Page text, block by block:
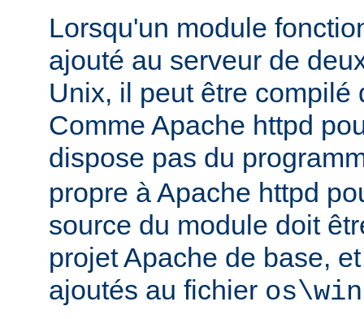
Lorsqu'un module
ajouté au serveur de
Unix, il peut être compilé
Comme Apache httpd
dispose pas du
propre à Apache httpd
source du module doit
projet Apache de base,
ajoutés au fichier